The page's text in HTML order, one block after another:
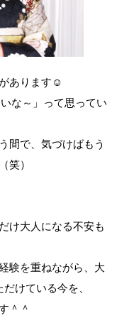
あります☺
な～」って思ってい
間で、気づけばもう
笑）
け大人になる不安も
験を重ねながら、大
けている今を、
＾＾